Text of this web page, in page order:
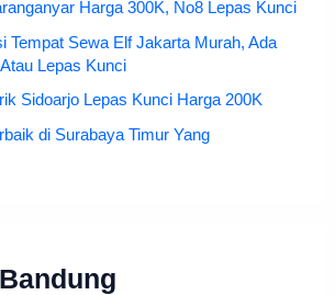
Harga 300K, No8 Lepas Kunci
Tempat Sewa Elf Jakarta Murah, Ada
Lepas Kunci
Sidoarjo Lepas Kunci Harga 200K
di Surabaya Timur Yang